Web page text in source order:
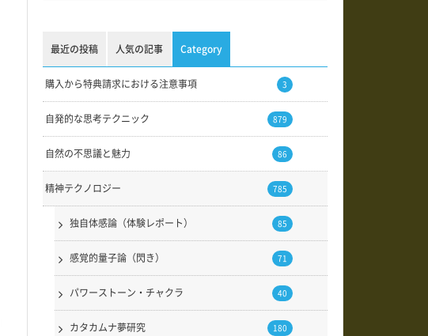
最近の投稿 人気の記事 Category
購入から特典請求における注意事項 3
自発的な思考テクニック 879
自然の不思議と魅力 86
精神テクノロジー 785
独自体感論（体験レポート） 85
感覚的量子論（閃き） 71
パワーストーン・チャクラ 40
カタカムナ夢研究 180